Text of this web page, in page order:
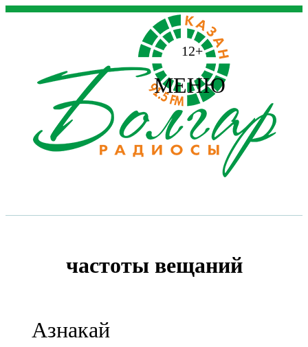
12+
МЕНЮ
частоты вещаний
Азнакай